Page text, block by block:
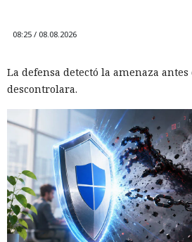
08:25 / 08.08.2026
La defensa detectó la amenaza
descontrolara.